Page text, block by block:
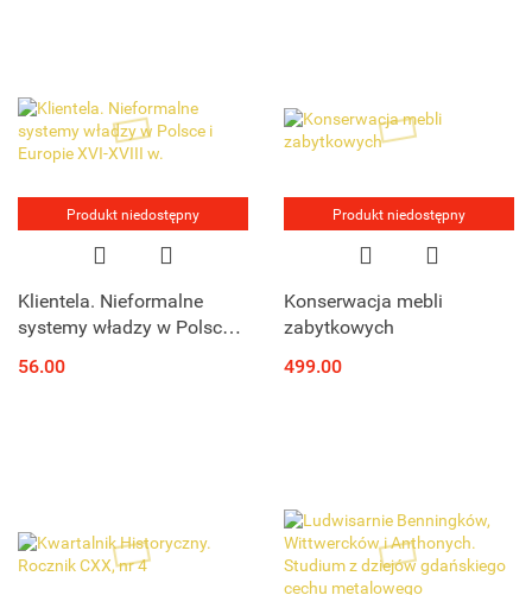
Produkt niedostępny
Klientela. Nieformalne
systemy władzy w Polsce i
56.00
Produkt niedostępny
Konserwacja mebli
zabytkowych
499.00